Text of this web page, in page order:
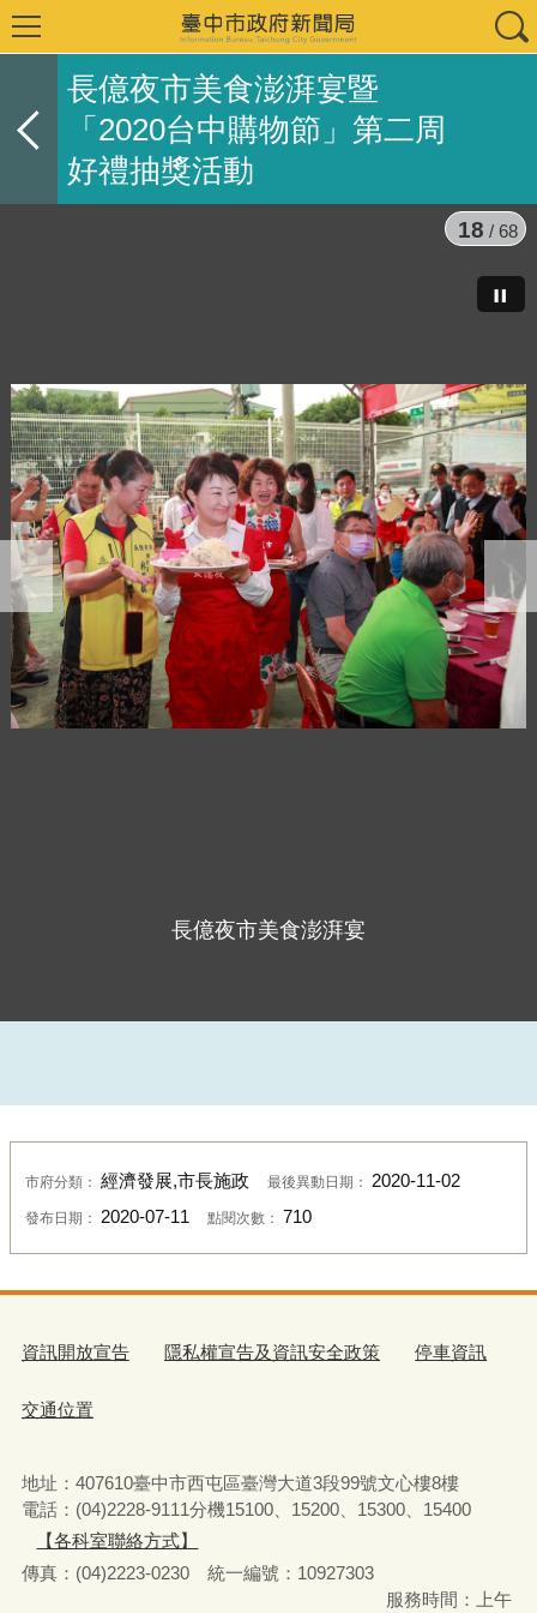
長億夜市美食澎湃宴暨
「2020台中購物節」第二周
好禮抽獎活動
長億夜市美食澎湃宴
18 / 68
市府分類： 經濟發展,市長施政 最後異動日期： 2020-11-02
發布日期： 2020-07-11 點閱次數： 710
資訊開放宣告 隱私權宣告及資訊安全政策 停車資訊
交通位置
地址：407610臺中市西屯區臺灣大道3段99號文心樓8樓
電話：(04)2228-9111分機15100、15200、15300、15400
【各科室聯絡方式】
傳真：(04)2223-0230 統一編號 ： 10927303
服務時間：上午